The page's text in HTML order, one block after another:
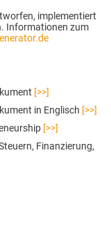
implementiert
Informationen zum
[>>]
in Englisch [>>]
[>>]
Finanzierung,